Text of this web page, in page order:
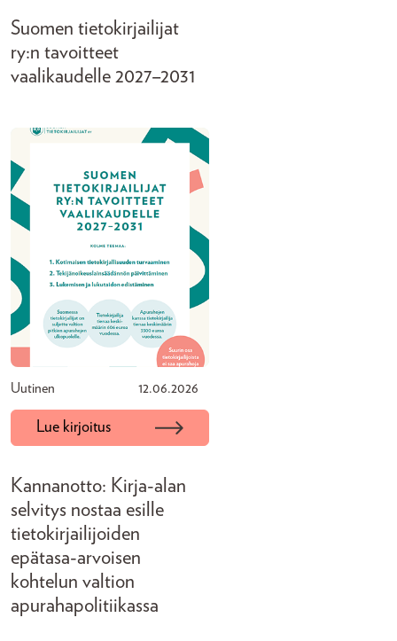
Suomen tietokirjailijat
ry:n tavoitteet
vaalikaudelle 2027–2031
Uutinen 12.06.2026
Lue kirjoitus
Kannanotto: Kirja-alan
selvitys nostaa esille
tietokirjailijoiden
epätasa-arvoisen
kohtelun valtion
apurahapolitiikassa